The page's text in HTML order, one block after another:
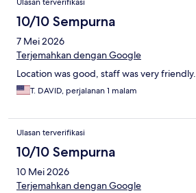
Ulasan terverifikasi
10/10 Sempurna
7 Mei 2026
Terjemahkan dengan Google
Location was good, staff was very friendly.
T. DAVID, perjalanan 1 malam
Ulasan terverifikasi
10/10 Sempurna
10 Mei 2026
Terjemahkan dengan Google